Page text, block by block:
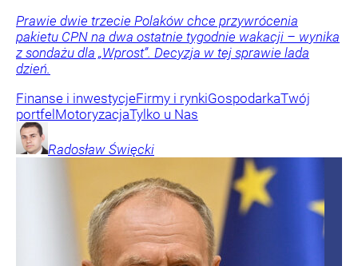
Prawie dwie trzecie Polaków chce przywrócenia
pakietu CPN na dwa ostatnie tygodnie wakacji – wynika
z sondażu dla „Wprost”. Decyzja w tej sprawie lada
dzień.
Finanse i inwestycjeFirmy i rynkiGospodarkaTwój
portfelMotoryzacjaTylko u Nas
Radosław Święcki